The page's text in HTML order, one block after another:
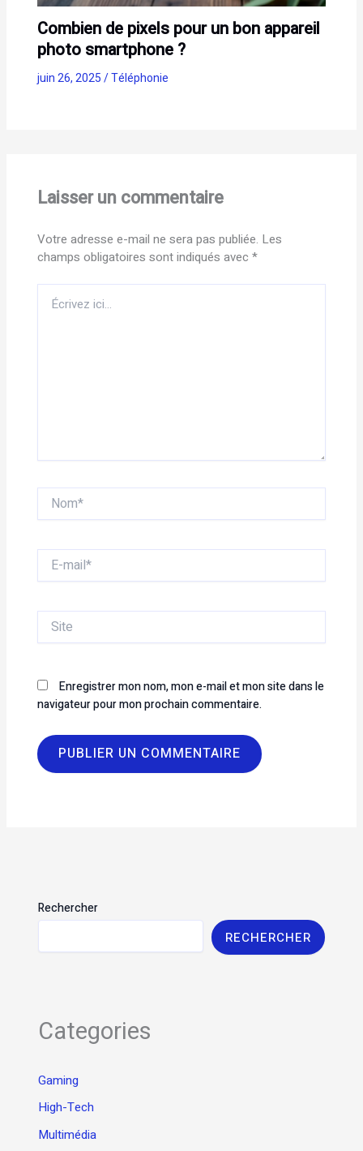
Combien de pixels pour un bon appareil
photo smartphone ?
juin 26, 2025/Téléphonie
Laisser un commentaire
Votre adresse e-mail ne sera pas publiée. Les
champs obligatoires sont indiqués avec *
ici…
Nom*
E-
mail*
Site
Enregistrer mon nom, mon e-mail et mon site dans le
navigateur pour mon prochain commentaire.
Rechercher
RECHERCHER
Categories
Gaming
High-Tech
Multimédia